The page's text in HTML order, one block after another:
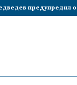
британцев на